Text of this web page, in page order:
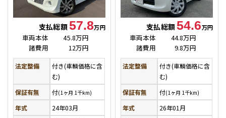
支払総額57.8万円
車両本体
45.8万円
諸費用
12万円
法定整備
付き(車輌価格に含
む)
保証有無
付(1ヶ月 1千km)
年式
24年03月
支払総額54.6万円
車両本体
44.8万円
諸費用
9.8万円
法定整備
付き(車輌価格に含
む)
保証有無
付(1ヶ月 1千km)
年式
26年01月